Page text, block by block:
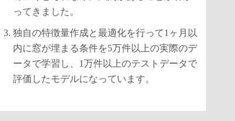
ってきました。
独自の特徴量作成と最適化を行って1ヶ月以
内に窓が埋まる条件を5万件以上の実際のデ
ータで学習し、1万件以上のテストデータで
評価したモデルになっています。